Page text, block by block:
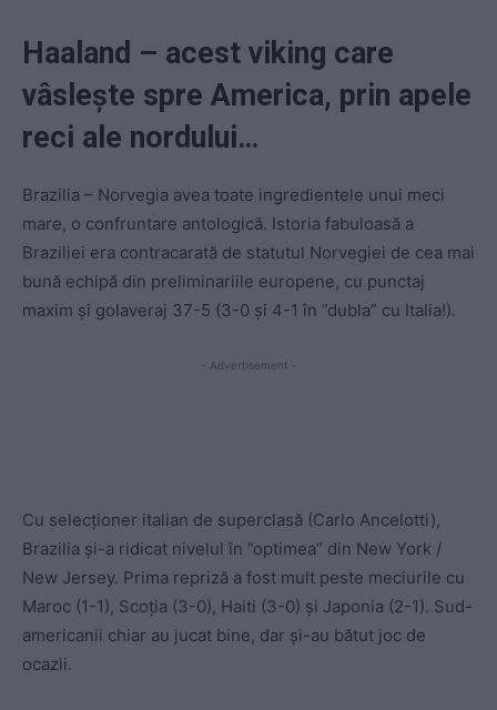
Haaland – acest viking care
vâslește spre America, prin apele
reci ale nordului…
Brazilia – Norvegia avea toate ingredientele unui meci
mare, o confruntare antologică. Istoria fabuloasă a
Braziliei era contracarată de statutul Norvegiei de cea mai
bună echipă din preliminariile europene, cu punctaj
maxim și golaveraj 37-5 (3-0 și 4-1 în ”dubla” cu Italia!).
- Advertisement -
Cu selecționer italian de superclasă (Carlo Ancelotti),
Brazilia și-a ridicat nivelul în ”optimea” din New York /
New Jersey. Prima repriză a fost mult peste meciurile cu
Maroc (1-1), Scoția (3-0), Haiti (3-0) și Japonia (2-1). Sud-
americanii chiar au jucat bine, dar și-au bătut joc de
ocazii.